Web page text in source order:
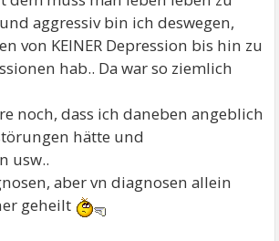
aggressiv bin ich deswegen,
von KEINER Depression bis hin zu
hab.. Da war so ziemlich
noch, dass ich daneben angeblich
hätte und
usw..
aber vn diagnosen allein
geheilt